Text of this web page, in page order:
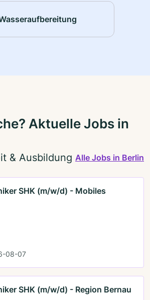
Aktuelle Jobs in
& Ausbildung Alle Jobs in Berlin
SHK (m/w/d) - Mobiles
08-07
SHK (m/w/d) - Region Bernau